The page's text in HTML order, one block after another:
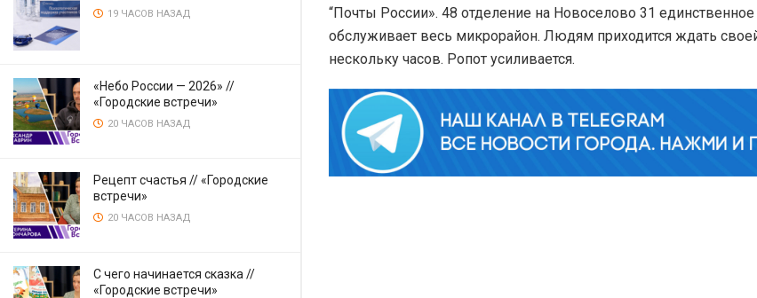
19 ЧАСОВ НАЗАД
«Небо России — 2026» //
«Городские встречи»
20 ЧАСОВ НАЗАД
Рецепт счастья // «Городские
встречи»
20 ЧАСОВ НАЗАД
С чего начинается сказка //
«Городские встречи»
“Почты России». 48 отделение на Новоселово 31 единственное
обслуживает весь микрорайон. Людям приходится ждать
нескольку часов. Ропот усиливается.